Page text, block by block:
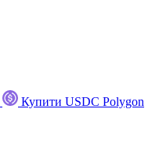
Купити USDC Polygon